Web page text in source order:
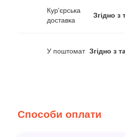
Кур'єрська
доставка
Згідно з
У поштомат Згідно з
Способи оплати